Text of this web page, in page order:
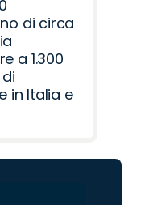
di circa
a 1.300
in Italia e